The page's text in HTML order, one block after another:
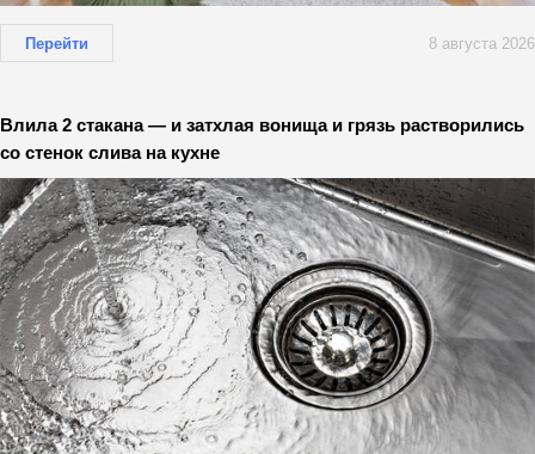
Перейти 8 августа 2026
Влила 2 стакана — и затхлая вонища и грязь растворились
со стенок слива на кухне